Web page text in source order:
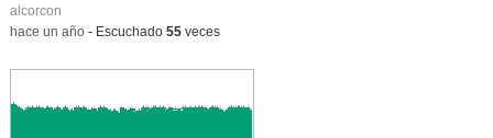
alcorcon
-hace un año- Escuchado 55veces